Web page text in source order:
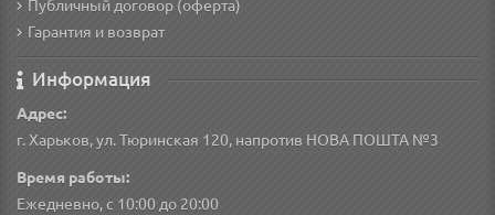
Публичный договор (оферта)
Гарантия и возврат
Информация
Адрес:
г. Харьков, ул. Тюринская 120, напротив НОВА ПОШТА №3
Время работы:
Ежедневно, с 10:00 до 20:00